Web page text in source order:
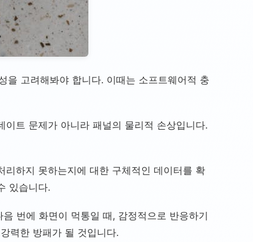
을 고려해봐야 합니다. 이때는 소프트웨어적 충
트 문제가 아니라 패널의 물리적 손상입니다.
하지 못하는지에 대한 구체적인 데이터를 확
있습니다.
번에 화면이 먹통일 때, 감정적으로 반응하기
력한 방패가 될 것입니다.